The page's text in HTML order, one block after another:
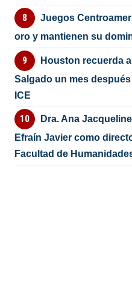
Juegos
oro y mantienen su
Houston recuerda
Salgado un mes
ICE
Dra. Ana
Efraín Javier como
Facultad de